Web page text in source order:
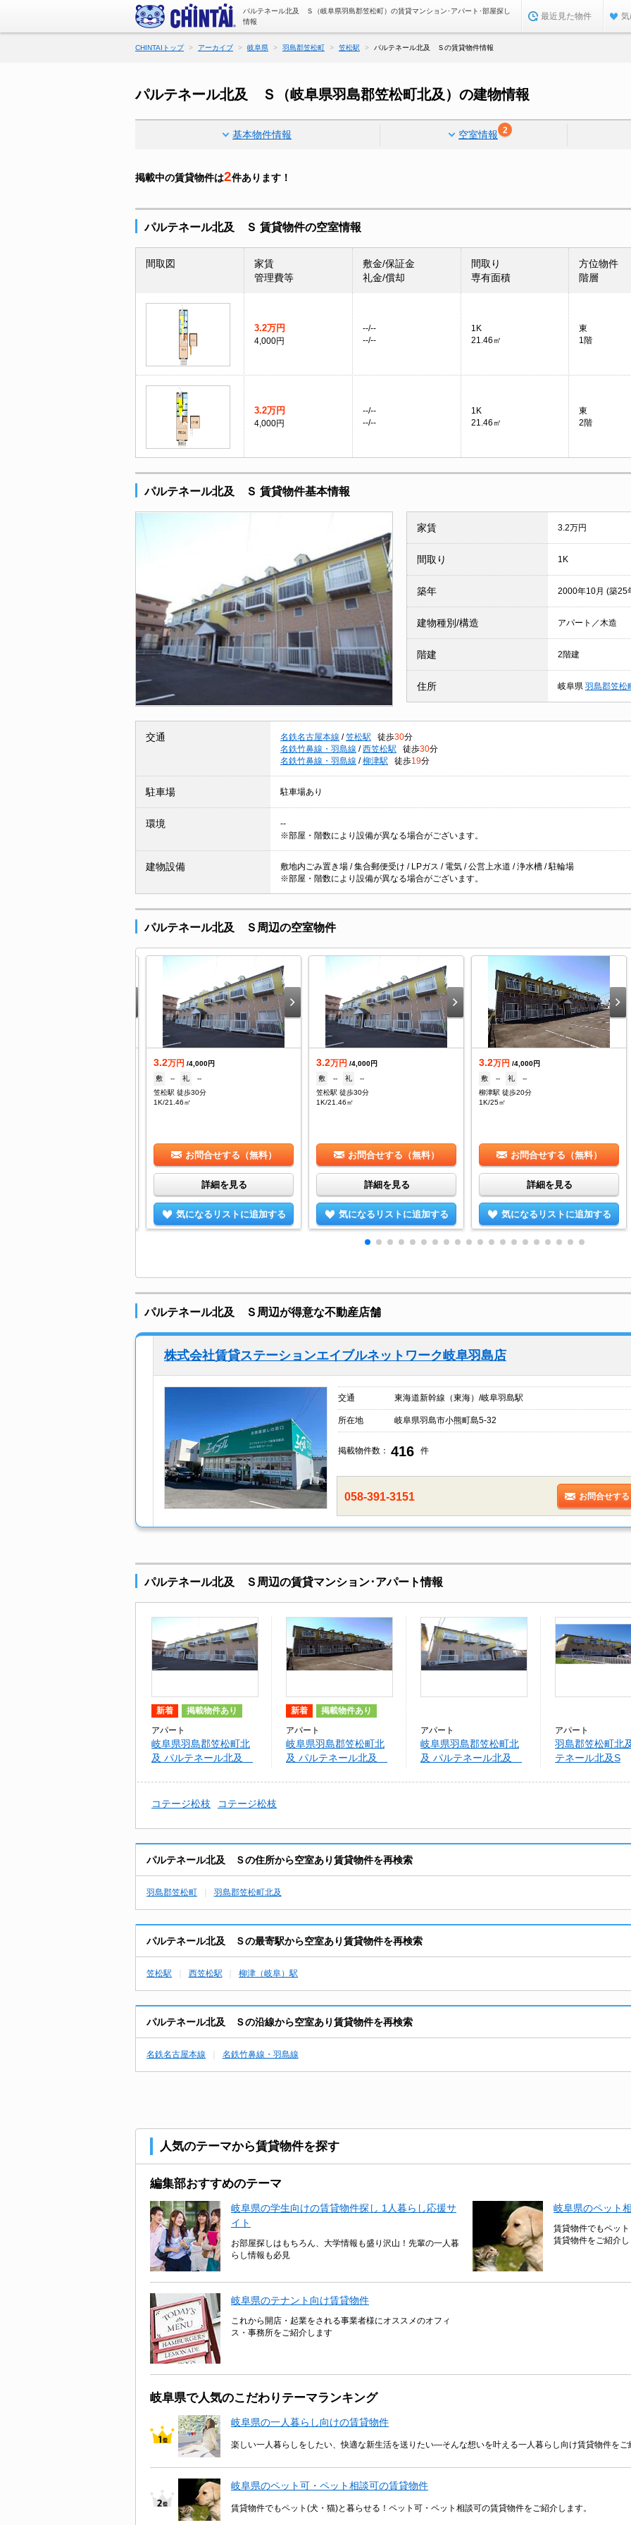
パルテネール北及 Ｓ（岐阜県羽島郡笠松町）の賃貸マンション･アパート･部屋探し
情報
最近見た物件
CHINTAIトップ アーカイブ 岐阜県 羽島郡笠松町 笠松駅 パルテネール北及 Ｓの賃貸物件情報
パルテネール北及 Ｓ（岐阜県羽島郡笠松町北及）の建物情報
基本物件情報 空室情報 2
掲載中の賃貸物件は2件あります！
パルテネール北及 Ｓ 賃貸物件の空室情報
間取図
家賃
管理費等
敷金/保証金
礼金/償却
間取り
専有面積
方位物件
階層
3.2万円
4,000円
--/--
--/--
1K
21.46㎡
東
1階
3.2万円
4,000円
--/--
--/--
1K
21.46㎡
東
2階
パルテネール北及 Ｓ 賃貸物件基本情報
家賃 3.2万円
間取り 1K
築年 2000年10月 (築25
建物種別/構造 アパート／木造
階建 2階建
住所 岐阜県 羽島郡笠松
交通 名鉄名古屋本線 / 笠松駅 徒歩30分
名鉄竹鼻線・羽島線 / 西笠松駅 徒歩30分
名鉄竹鼻線・羽島線 / 柳津駅 徒歩19分
駐車場 駐車場あり
環境
--
※部屋・階数により設備が異なる場合がございます。
建物設備
敷地内ごみ置き場 / 集合郵便受け / LPガス / 電気 / 公営上水道 / 浄水槽 / 駐輪場
※部屋・階数により設備が異なる場合がございます。
パルテネール北及 Ｓ周辺の空室物件
3.2万円 /4,000円
敷
-- 礼
--
笠松駅 徒歩30分
1K/21.46㎡
お問合せする（無料）
詳細を見る
気になるリストに追加する
3.2万円 /4,000円
敷
-- 礼
--
笠松駅 徒歩30分
1K/21.46㎡
お問合せする（無料）
詳細を見る
気になるリストに追加する
3.2万円 /4,000円
敷
-- 礼
--
柳津駅 徒歩20分
1K/25㎡
お問合せする（無料）
詳細を見る
気になるリストに追加する
パルテネール北及 Ｓ周辺が得意な不動産店舗
株式会社賃貸ステーションエイブルネットワーク岐阜羽島店
交通 東海道新幹線（東海）/岐阜羽島駅
所在地 岐阜県羽島市小熊町島5-32
掲載物件数： 416 件
058-391-3151 お問合せす
パルテネール北及 Ｓ周辺の賃貸マンション･アパート情報
新着 掲載物件あり
アパート
岐阜県羽島郡笠松町北
及 パルテネール北及
新着 掲載物件あり
アパート
岐阜県羽島郡笠松町北
及 パルテネール北及
アパート
岐阜県羽島郡笠松町北
及 パルテネール北及
アパート
羽島郡笠松町北
テネール北及S
コテージ松枝 コテージ松枝
パルテネール北及 Ｓの住所から空室あり賃貸物件を再検索
羽島郡笠松町 羽島郡笠松町北及
パルテネール北及 Ｓの最寄駅から空室あり賃貸物件を再検索
笠松駅 西笠松駅 柳津（岐阜）駅
パルテネール北及 Ｓの沿線から空室あり賃貸物件を再検索
名鉄名古屋本線 名鉄竹鼻線・羽島線
人気のテーマから賃貸物件を探す
編集部おすすめのテーマ
岐阜県の学生向けの賃貸物件探し 1人暮らし応援サ
イト
お部屋探しはもちろん、大学情報も盛り沢山！先輩の一人暮
らし情報も必見
岐阜県のペット
賃貸物件でもペッ
賃貸物件をご紹介
岐阜県のテナント向け賃貸物件
これから開店・起業をされる事業者様にオススメのオフィ
ス・事務所をご紹介します
岐阜県で人気のこだわりテーマランキング
岐阜県の一人暮らし向けの賃貸物件
楽しい一人暮らしをしたい、快適な新生活を送りたい―そんな想いを叶える一人暮らし向け賃貸物件をご
岐阜県のペット可・ペット相談可の賃貸物件
賃貸物件でもペット(犬・猫)と暮らせる！ペット可・ペット相談可の賃貸物件をご紹介します。